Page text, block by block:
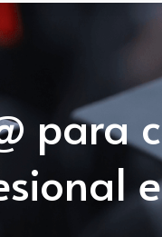
para